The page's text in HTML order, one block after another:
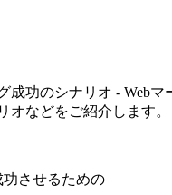
成功のシナリオ - Web
オなどをご紹介します。
功させるための